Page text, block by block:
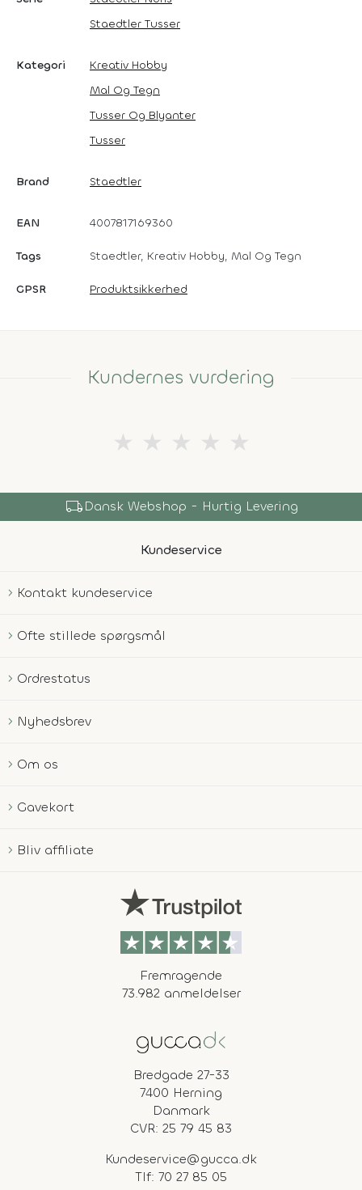
Staedtler Tusser
Kategori
Kreativ Hobby
Mal Og Tegn
Tusser Og Blyanter
Tusser
Brand Staedtler
EAN 4007817169360
Tags Staedtler, Kreativ Hobby, Mal Og Tegn
GPSR Produktsikkerhed
Kundernes vurdering
★ ★ ★ ★ ★
local_shippingDansk Webshop - Hurtig Levering
Kundeservice
Kontakt kundeservice
Ofte stillede spørgsmål
Ordrestatus
Nyhedsbrev
Om os
Gavekort
Bliv affiliate
Fremragende
73.982 anmeldelser
Bredgade 27-33
7400 Herning
Danmark
CVR: 25 79 45 83
Kundeservice@gucca.dk
Tlf: 70 27 85 05